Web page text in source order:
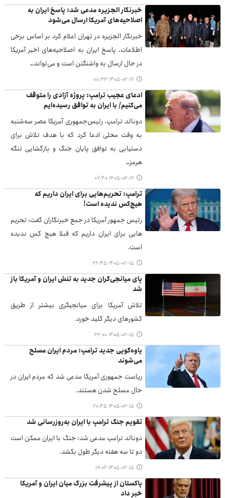
خبرنگار الجزیره مدعی شد: پاسخ ایران به
اصلاحیه‌های آمریکا ارسال می‌شود
خبرنگار الجزیره در تهران اعلام کرد بر اساس برخی
اطلاعات، پاسخ ایران به اصلاحیه‌های اخیر آمریکا
در حال ارسال به واشنگتن است و می‌تواند…
۱۴۰۵-۰۲-۱۶ ۰۸:۳۳
ادعای عجیب ترامپ: پروژه آزادی را متوقف
می‌کنیم/ با ایران به توافق رسیده‌ایم
دونالد ترامپ، رئیس‌جمهوری آمریکا عصر سه‌شنبه
به وقت محلی ادعا کرد که با هدف تلاش برای
دستیابی به توافق پایان جنگ و بازگشایی تنگه
هرمز…
۱۴۰۵-۰۲-۱۶ ۰۷:۴۰
ترامپ: تحریم‌هایی برای ایران داریم که
هیچ‌کس ندیده است!
رئیس جمهور آمریکا در جمع خبرنگاران گفت: تحریم
هایی برای ایران داریم که قبلا هیچ کس ندیده
است.
۱۴۰۵-۰۲-۱۵ ۲۲:۴۵
پای میانجی‌گران جدید به تنش ایران و آمریکا باز
شد
تلاش آمریکا برای میانجیگری بیشتر از طریق
کشورهای دیگر کلید خورد.
۱۴۰۵-۰۲-۱۵ ۲۲:۰۰
یاوه‌گویی جدید ترامپ: مردم ایران مسلح
می‌شوند
ریاست جمهوری آمریکا مدعی شد که مردم ایران در
حال مسلح شدن هستند.
۱۴۰۵-۰۲-۱۵ ۲۰:۴۵
تقویم جنگ ترامپ با ایران به‌روزرسانی شد
دونالد ترامپ مدعی شد: جنگ با ایران ممکن است
دو تا سه هفته دیگر طول بکشد.
۱۴۰۵-۰۲-۱۵ ۱۹:۰۶
پاکستان از پیشرفت بزرگ میان ایران و آمریکا
خبر داد